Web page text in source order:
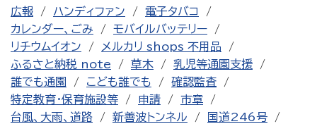
広報
ハンディファン
電子タバコ
カレンダー、ごみ
モバイルバッテリー
リチウムイオン
メルカリ shops 不用品
ふるさと納税 note
草木
乳児等通園支援
誰でも通園
こども誰でも
確認監査
特定教育・保育施設等
申請
市章
台風、大雨、道路
新善波トンネル
国道246号